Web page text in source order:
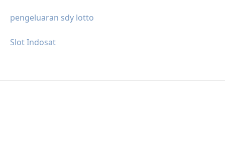
pengeluaran sdy lotto
Slot Indosat